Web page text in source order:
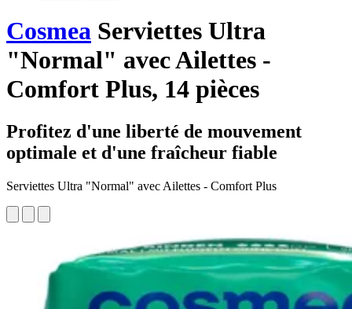
Cosmea Serviettes Ultra
"Normal" avec Ailettes -
Comfort Plus, 14 pièces
Profitez d'une liberté de mouvement
optimale et d'une fraîcheur fiable
Serviettes Ultra "Normal" avec Ailettes - Comfort Plus